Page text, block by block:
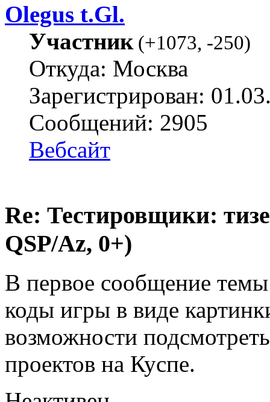
Olegus t.Gl.
Участник(+1073, -250)
Откуда: Москва
Зарегистрирован:
Сообщений: 2905
Вебсайт
Re: Тестировщики:
QSP/Az, 0+)
В первое сообщение
коды игры в виде
возможности
проектов на Куспе.